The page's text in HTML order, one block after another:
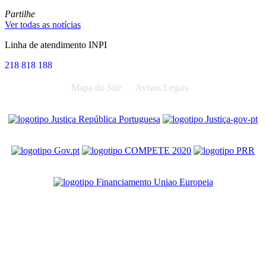
Partilhe
Ver todas as notícias
Linha de atendimento INPI
218 818 188
Mapa do Site Avisos Legais